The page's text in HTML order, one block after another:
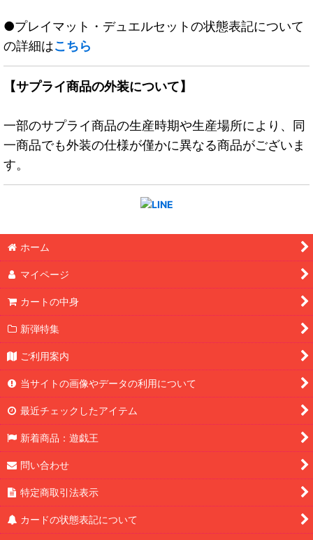
●プレイマット・デュエルセットの状態表記について
の詳細はこちら
【サプライ商品の外装について】
一部のサプライ商品の生産時期や生産場所により、同
一商品でも外装の仕様が僅かに異なる商品がございま
す。
ホーム
マイページ
カートの中身
新弾特集
ご利用案内
当サイトの画像やデータの利用について
最近チェックしたアイテム
新着商品：遊戯王
問い合わせ
特定商取引法表示
カードの状態表記について